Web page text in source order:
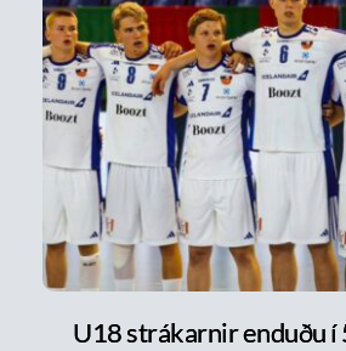
U18 strákarnir enduðu í